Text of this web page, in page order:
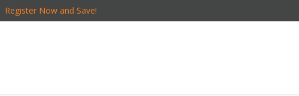
Register Now and Save!